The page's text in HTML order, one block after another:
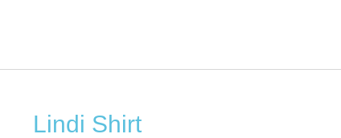
Lindi Shirt